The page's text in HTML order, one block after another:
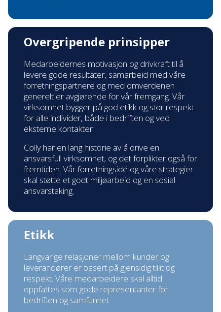
Overgripende prinsipper
Medarbeidernes motivasjon og drivkraft til å
levere gode resultater, samarbeid med våre
forretningspartnere og med omverdenen
generelt er avgjørende for vår fremgang. Vår
virksomhet bygger på god etikk og stor respekt
for alle individer, både i bedriften og ved
eksterne kontakter
Colly har en lang historie av å drive en
ansvarsfull virksomhet, og det forplikter også for
fremtiden. Vår forretningsidé og våre strategier
skal støtte et godt miljøarbeid og en sosial
ansvarstaking.
Etikk
Langvarige relasjoner mellom kunder og
leverandører er basert på gjensidig tillit og
respekt. Våre medarbeidere skal alltid
oppfattes som gode representanter for
bedriften og samfunnet.